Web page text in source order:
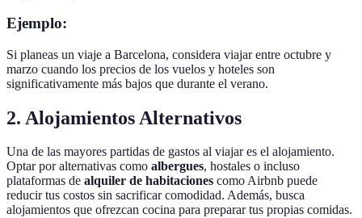
Ejemplo:
Si planeas un viaje a Barcelona, considera viajar entre octubre y
marzo cuando los precios de los vuelos y hoteles son
significativamente más bajos que durante el verano.
2. Alojamientos Alternativos
Una de las mayores partidas de gastos al viajar es el alojamiento.
Optar por alternativas como albergues, hostales o incluso
plataformas de alquiler de habitaciones como Airbnb puede
reducir tus costos sin sacrificar comodidad. Además, busca
alojamientos que ofrezcan cocina para preparar tus propias comidas.